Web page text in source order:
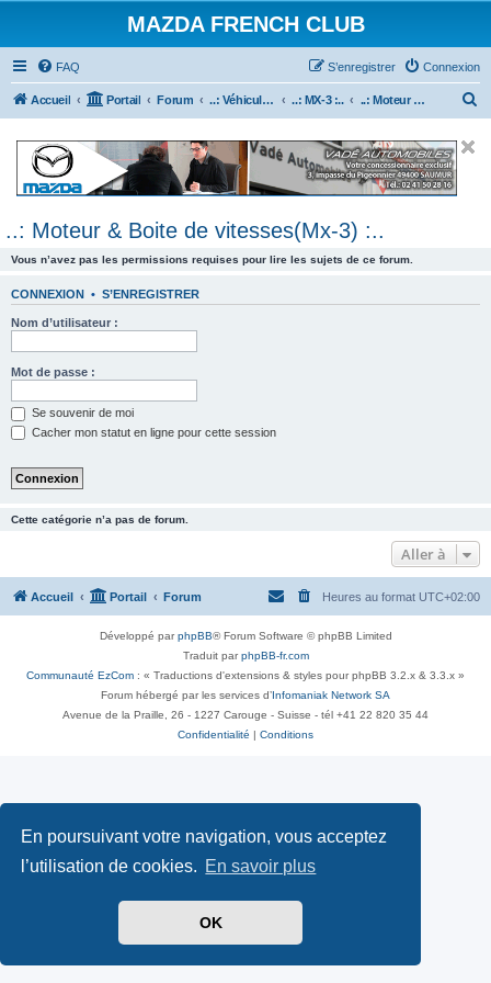
En poursuivant votre navigation, vous acceptez
l’utilisation de cookies. En savoir plus
OK
MAZDA FRENCH CLUB
FAQ Connexion
S’enregistrer
Accueil Portail Forum ..: Véhicules Mazda ancien (<2003) :.. ..: MX-3 :.. ..: Moteur & Boite de vitesses(Mx-3) :..
e
..: Moteur & Boite de vitesses(Mx-3) :..
Vous n’avez pas les permissions requises pour lire les sujets de ce forum.
CONNEXION • S’ENREGISTRER
Nom d’utilisateur :
Mot de passe :
Se souvenir de moi
Cacher mon statut en ligne pour cette session
Cette catégorie n’a pas de forum.
Aller à
Accueil Portail Forum Heures au format UTC+02:00
Développé parphpBB® Forum Software © phpBB Limited
Traduit parphpBB-fr.com
Communauté EzCom : « Traductions d'extensions & styles pour phpBB 3.2.x & 3.3.x »
Forum hébergé par les services d’ Infomaniak Network SA
Avenue de la Praille, 26 - 1227 Carouge - Suisse - tél +41 22 820 35 44
Confidentialité
Conditions